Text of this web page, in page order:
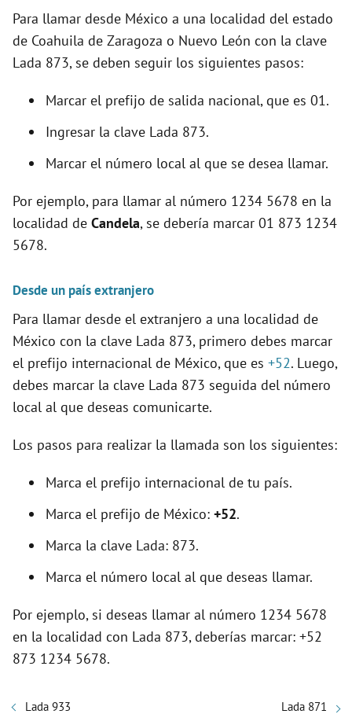
Para llamar desde México a una localidad del estado
de Coahuila de Zaragoza o Nuevo León con la clave
Lada 873, se deben seguir los siguientes pasos:
Marcar el prefijo de salida nacional, que es 01.
Ingresar la clave Lada 873.
Marcar el número local al que se desea llamar.
Por ejemplo, para llamar al número 1234 5678 en la
localidad de Candela, se debería marcar 01 873 1234
5678.
Desde un país extranjero
Para llamar desde el extranjero a una localidad de
México con la clave Lada 873, primero debes marcar
el prefijo internacional de México, que es +52. Luego,
debes marcar la clave Lada 873 seguida del número
local al que deseas comunicarte.
Los pasos para realizar la llamada son los siguientes:
Marca el prefijo internacional de tu país.
Marca el prefijo de México: +52.
Marca la clave Lada: 873.
Marca el número local al que deseas llamar.
Por ejemplo, si deseas llamar al número 1234 5678
en la localidad con Lada 873, deberías marcar: +52
873 1234 5678.
Lada 933 Lada 871